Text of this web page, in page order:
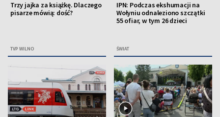
Trzy jajka za książkę. Dlaczego
pisarze mówią: dość?
TVP WILNO
IPN: Podczas ekshumacji na
Wołyniu odnaleziono szczątki
55 ofiar, w tym 26 dzieci
ŚWIAT